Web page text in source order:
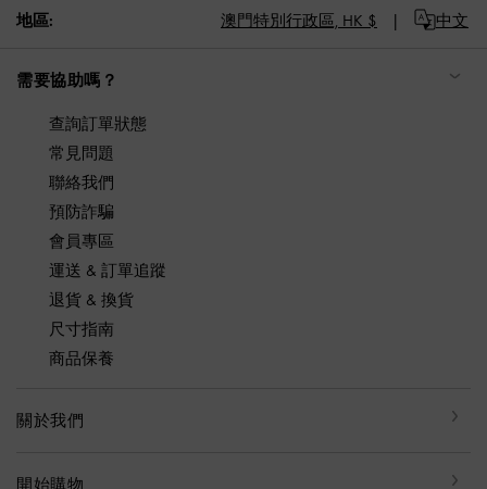
地區: 澳門特別行政區, HK $ 中文
需要協助嗎？
查詢訂單狀態
常見問題
聯絡我們
預防詐騙
會員專區
運送 & 訂單追蹤
退貨 & 換貨
尺寸指南
商品保養
關於我們
開始購物